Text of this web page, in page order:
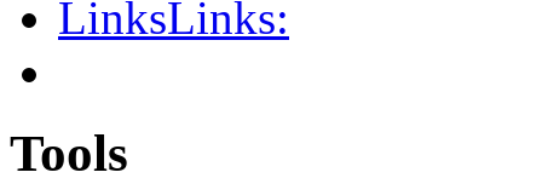
LinksLinks:
Tools